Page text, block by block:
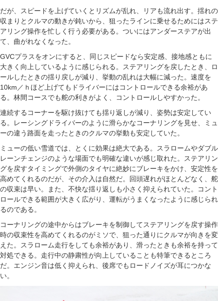
だが、スピードを上げていくとリズムが乱れ、リアも流れ出す。揺れの
収まりとクルマの動きが鈍いから、狙ったラインに乗せるためにはステ
アリング操作を忙しく行う必要がある。ついにはアンダーステアが出
て、曲がれなくなった。
GVCプラスをオンにすると、同じスピードなら安定感、接地感ともに
大きく向上しているように感じられる。ステアリングを戻したとき、ロ
ールしたときの揺り戻しが減り、挙動の乱れは大幅に減った。速度を
10km／ｈほど上げてもドライバーにはコントロールできる余裕があ
る。林間コースでも舵の利きがよく、コントロールしやすかった。
連続するコーナーを駆け抜けても揺り返しが減り、姿勢は安定してい
る。レーシングドライバーのように滑らかなコーナリングを見せ、ミュ
ーの違う路面を走ったときのクルマの挙動も安定していた。
ミューの低い雪道では、とくに効果は絶大である。スラロームやダブル
レーンチェンジのような場面でも明確な違いが感じ取れた。ステアリン
グを戻すタイミングで外側のタイヤに絶妙にブレーキをかけ、安定性を
高めてくれるのだが、その介入は自然だ。回頭遅れがほとんどなく、舵
の収束は早い。また、不快な揺り返しも小さく抑えられていた。コント
ロールできる範囲が大きく広がり、運転がうまくなったように感じられ
るのである。
コーナリングの途中からはブレーキを制御してステアリングを戻す操作
時の収束性を高めてくれるのがミソで、狙った通りにクルマが向きを変
えた。スラローム走行をしても余裕があり、滑ったときも余裕を持って
対処できる。走行中の静粛性が向上していることも特筆できるところ
だ。エンジン音は低く抑えられ、後席でもロードノイズが耳につかな
い。